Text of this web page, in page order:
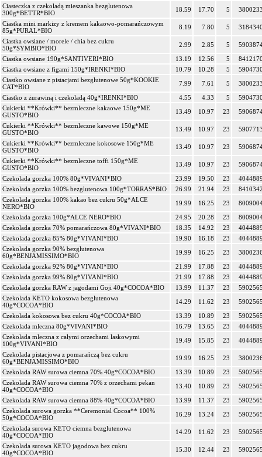
Ciasteczka z czekoladą mieszanka bezglutenowa
300g*BETTR*BIO
18.59 17.70 5
Ciastka mini markizy z kremem kakaowo-pomarańczowym
85g*PURAL*BIO
8.19 7.80 5
Ciastka owsiane / morele / chia bez cukru
50g*SYMBIO*BIO
2.99 2.85 5
Ciastka owsiane 190g*SANTIVERI*BIO
13.19 12.56 5
Ciastka owsiane z figami 150g*IRENKI*BIO
10.79 10.28 5
Ciastko owsiane z pistacjami bezglutenowe 50g*KOOKIE
CAT*BIO
7.99 7.61 5
Ciastko z żurawiną i czekoladą 40g*IRENKI*BIO
4.55 4.33 5
Cukierki **Krówki** bezmleczne kakaowe 150g*ME
GUSTO*BIO
13.49 10.97 23
Cukierki **Krówki** bezmleczne kawowe 150g*ME
GUSTO*BIO
13.49 10.97 23
Cukierki **Krówki** bezmleczne kokosowe 150g*ME
GUSTO*BIO
13.49 10.97 23
Cukierki **Krówki** bezmleczne toffi 150g*ME
GUSTO*BIO
13.49 10.97 23
Czekolada gorzka 100% 80g*VIVANI*BIO
23.99 19.50 23
Czekolada gorzka 100% bezglutenowa 100g*TORRAS*BIO
26.99 21.94 23
Czekolada gorzka 100% kakao bez cukru 50g*ALCE
NERO*BIO
19.99 16.25 23
Czekolada gorzka 100g*ALCE NERO*BIO
24.95 20.28 23
Czekolada gorzka 70% pomarańczowa 80g*VIVANI*BIO
18.35 14.92 23
Czekolada gorzka 85% 80g*VIVANI*BIO
19.90 16.18 23
Czekolada gorzka 90% bezglutenowa
60g*BENJAMISSIMO*BIO
19.99 16.25 23
Czekolada gorzka 92% 80g*VIVANI*BIO
21.99 17.88 23
Czekolada gorzka 99% 80g*VIVANI*BIO
21.99 17.88 23
Czekolada gorzka RAW z jagodami Goji 40g*COCOA*BIO
13.99 11.37 23
Czekolada KETO kokosowa bezglutenowa
40g*COCOA*BIO
14.29 11.62 23
Czekolada kokosowa bez cukru 40g*COCOA*BIO
13.39 10.89 23
Czekolada mleczna 80g*VIVANI*BIO
16.79 13.65 23
Czekolada mleczna z całymi orzechami laskowymi
100g*VIVANI*BIO
19.49 15.85 23
Czekolada pistacjowa z pomarańczą bez cukru
60g*BENJAMISSIMO*BIO
19.99 16.25 23
Czekolada RAW surowa ciemna 70% 40g*COCOA*BIO
13.39 10.89 23
Czekolada RAW surowa ciemna 70% z orzechami pekan
40g*COCOA*BIO
13.40 10.89 23
Czekolada RAW surowa ciemna 88% 40g*COCOA*BIO
13.99 11.37 23
Czekolada surowa gorzka **Ceremonial Cocoa** 100%
50g*COCOA*BIO
16.29 13.24 23
Czekolada surowa KETO ciemna bezglutenowa
40g*COCOA*BIO
14.29 11.62 23
Czekolada surowa KETO jagodowa bez cukru
40g*COCOA*BIO
15.30 12.44 23